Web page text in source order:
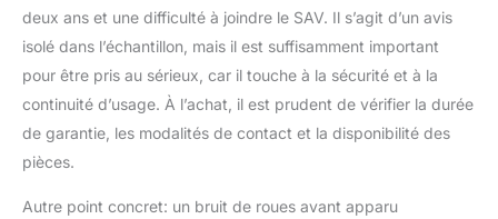
deux ans et une difficulté à joindre le SAV. Il s’agit d’un avis
isolé dans l’échantillon, mais il est suffisamment important
pour être pris au sérieux, car il touche à la sécurité et à la
continuité d’usage. À l’achat, il est prudent de vérifier la durée
de garantie, les modalités de contact et la disponibilité des
pièces.
Autre point concret: un bruit de roues avant apparu